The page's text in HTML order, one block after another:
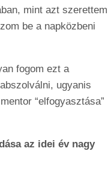
mint azt szerettem
be a napközbeni
fogom ezt a
ugyanis
“elfogyasztása”
az idei év nagy